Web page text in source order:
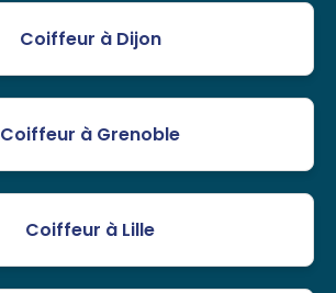
Coiffeur à Dijon
Coiffeur à Grenoble
Coiffeur à Lille